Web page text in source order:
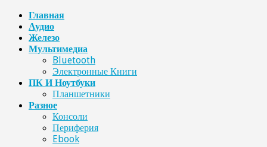
Главная
Аудио
Железо
Мультимедиа
Bluetooth
Электронные Книги
ПК И Ноутбуки
Планшетники
Разное
Консоли
Периферия
Ebook